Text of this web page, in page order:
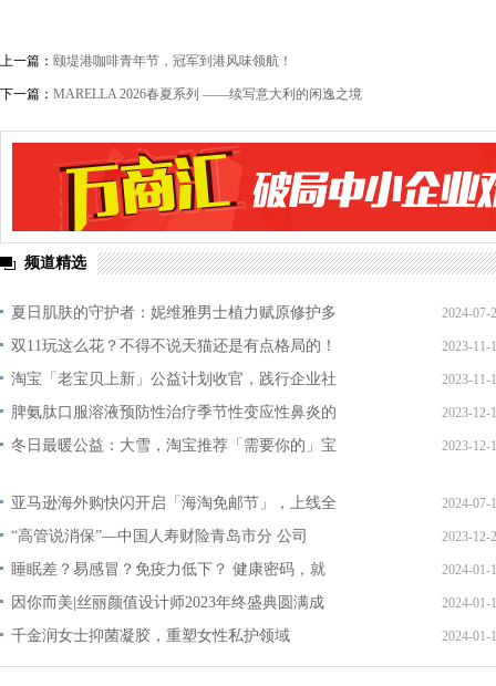
上一篇： 颐堤港咖啡青年节，冠军到港风味领航！
下一篇： MARELLA 2026春夏系列 ——续写意大利的闲逸之境
频道精选
夏日肌肤的守护者：妮维雅男士植力赋原修护多 2024-07-
双11玩这么花？不得不说天猫还是有点格局的！ 2023-11-
淘宝「老宝贝上新」公益计划收官，践行企业社 2023-11-
脾氨肽口服溶液预防性治疗季节性变应性鼻炎的 2023-12-
冬日最暖公益：大雪，淘宝推荐「需要你的」宝 2023-12-
亚马逊海外购快闪开启「海淘免邮节」，上线全 2024-07-
“高管说消保”—中国人寿财险青岛市分 公司 2023-12-
睡眠差？易感冒？免疫力低下？ 健康密码，就 2024-01-
因你而美|丝丽颜值设计师2023年终盛典圆满成 2024-01-
千金润女士抑菌凝胶，重塑女性私护领域 2024-01-